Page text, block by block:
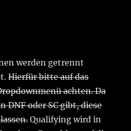
werden getrennt
Hierfür bitte auf das
achten. Da
DNF oder SC gibt, diese
Qualifying wird in